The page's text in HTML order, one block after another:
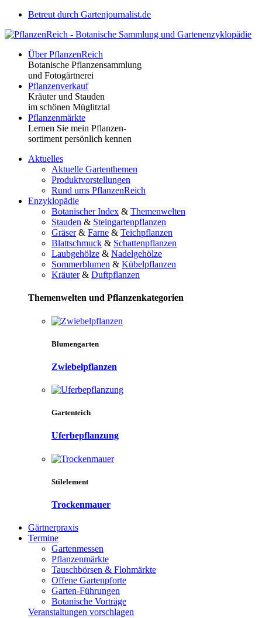
Betreut durch Gartenjournalist.de
Über PflanzenReich
Botanische Pflanzensammlung
und Fotogärtnerei
Pflanzenverkauf
Kräuter und Stauden
im schönen Müglitztal
Pflanzenmärkte
Lernen Sie mein Pflanzen-
sortiment persönlich kennen
Aktuelles
Aktuelle Gartenthemen
Produktvorstellungen
Rund ums PflanzenReich
Enzyklopädie
Botanischer Index & Themenwelten
Stauden & Steingartenpflanzen
Gräser& Farne & Teichpflanzen
Blattschmuck & Schattenpflanzen
Laubgehölze & Nadelgehölze
Sommerblumen & Kübelpflanzen
Kräuter& Duftpflanzen
Themenwelten und Pflanzenkategorien
Blumengarten
Zwiebelpflanzen
Gartenteich
Uferbepflanzung
Stilelement
Trockenmauer
Gärtnerpraxis
Termine
Gartenmessen
Pflanzenmärkte
Tauschbörsen & Flohmärkte
Offene Gartenpforte
Garten-Führungen
Botanische Vorträge
Veranstaltungen vorschlagen